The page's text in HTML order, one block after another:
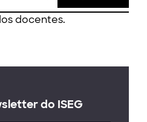
docentes.
do ISEG